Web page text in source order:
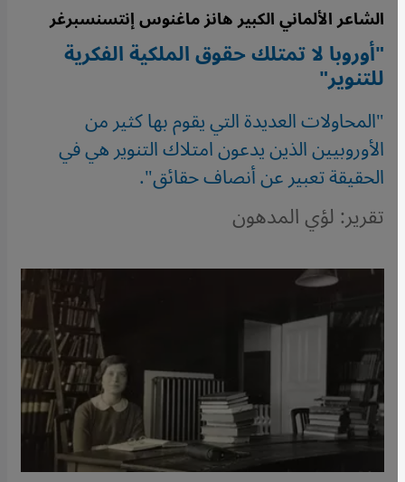
الشاعر الألماني الكبير هانز ماغنوس إنتسنسبرغر
"أوروبا لا تمتلك حقوق الملكية الفكرية
للتنوير"
"المحاولات العديدة التي يقوم بها كثير من
الأوروبيين الذين يدعون امتلاك التنوير هي في
الحقيقة تعبير عن أنصاف حقائق".
تقرير: لؤي المدهون